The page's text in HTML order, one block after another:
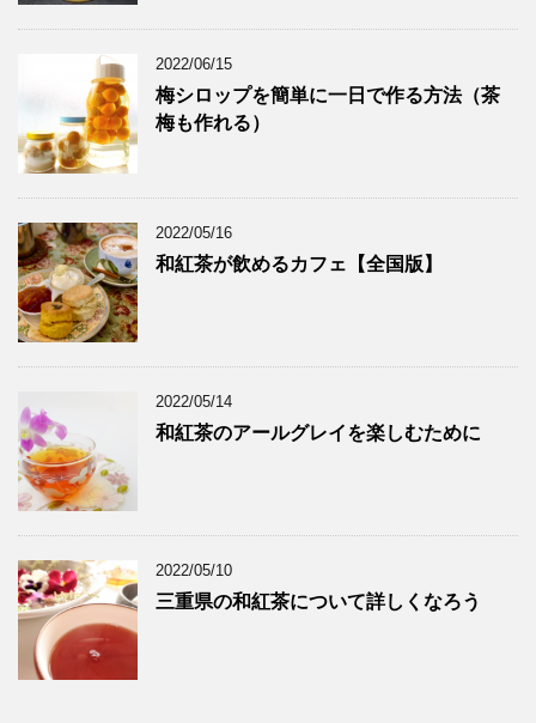
2022/06/15
梅シロップを簡単に一日で作る方法（茶
梅も作れる）
2022/05/16
和紅茶が飲めるカフェ【全国版】
2022/05/14
和紅茶のアールグレイを楽しむために
2022/05/10
三重県の和紅茶について詳しくなろう